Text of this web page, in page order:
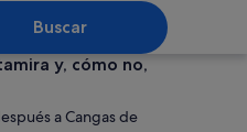
y un tiburón.
Un paisaje con grandes
Buscar
y, cómo no,
a Cangas de